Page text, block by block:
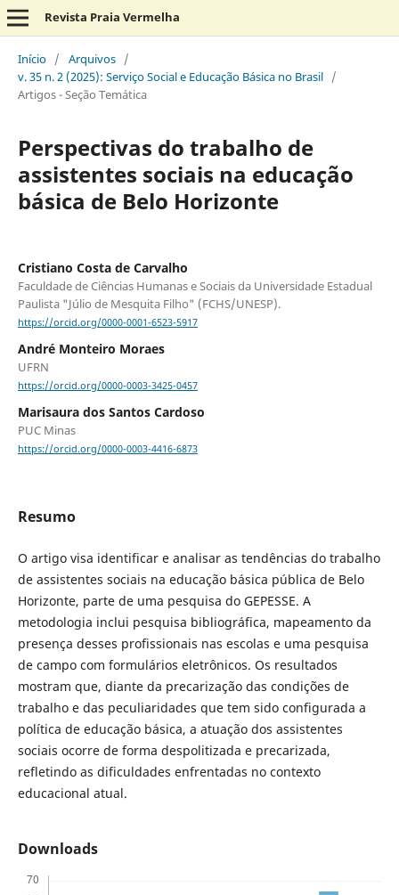
Revista Praia Vermelha
Início / Arquivos /
v. 35 n. 2 (2025): Serviço Social e Educação Básica no Brasil /
Artigos - Seção Temática
Perspectivas do trabalho de
assistentes sociais na educação
básica de Belo Horizonte
Cristiano Costa de Carvalho
Faculdade de Ciências Humanas e Sociais da Universidade Estadual
Paulista "Júlio de Mesquita Filho" (FCHS/UNESP).
https://orcid.org/0000-0001-6523-5917
André Monteiro Moraes
UFRN
https://orcid.org/0000-0003-3425-0457
Marisaura dos Santos Cardoso
PUC Minas
https://orcid.org/0000-0003-4416-6873
Resumo
O artigo visa identificar e analisar as tendências do trabalho
de assistentes sociais na educação básica pública de Belo
Horizonte, parte de uma pesquisa do GEPESSE. A
metodologia inclui pesquisa bibliográfica, mapeamento da
presença desses profissionais nas escolas e uma pesquisa
de campo com formulários eletrônicos. Os resultados
mostram que, diante da precarização das condições de
trabalho e das peculiaridades que tem sido configurada a
política de educação básica, a atuação dos assistentes
sociais ocorre de forma despolitizada e precarizada,
refletindo as dificuldades enfrentadas no contexto
educacional atual.
Downloads